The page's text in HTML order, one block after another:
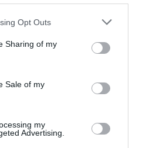
Opt Outs
Sharing of my
Sale of my
my
Advertising.
point 41
Facebook Partager cette voie